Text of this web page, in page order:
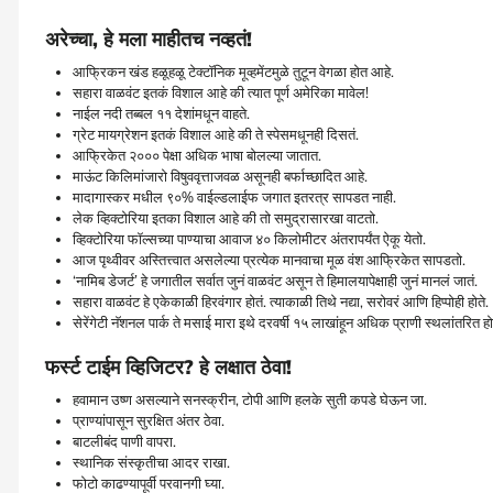
अरेच्चा,हे मला माहीतच नव्हतं!
आफ्रिकन खंड हळूहळू टेक्टॉनिक मूव्हमेंटमुळे तुटून वेगळा होत आहे.
सहारा वाळवंट इतकं विशाल आहे की त्यात पूर्ण अमेरिका मावेल!
नाईल नदी तब्बल ११ देशांमधून वाहते.
ग्रेट मायग्रेशन इतकं विशाल आहे की ते स्पेसमधूनही दिसतं.
आफ्रिकेत २००० पेक्षा अधिक भाषा बोलल्या जातात.
माऊंट किलिमांजारो विषुववृत्ताजवळ असूनही बर्फाच्छादित आहे.
मादागास्कर मधील ९०% वाईल्डलाईफ जगात इतरत्र सापडत नाही.
लेक व्हिक्टोरिया इतका विशाल आहे की तो समुद्रासारखा वाटतो.
व्हिक्टोरिया फॉल्सच्या पाण्याचा आवाज ४० किलोमीटर अंतरापर्यंत ऐकू येतो.
आज पृथ्वीवर अस्तित्त्वात असलेल्या प्रत्येक मानवाचा मूळ वंश आफ्रिकेत सापडतो.
‌‘नामिब डेजर्ट‌’ हे जगातील सर्वात जुनं वाळवंट असून ते हिमालयापेक्षाही जुनं मानलं जातं.
सहारा वाळवंट हे एकेकाळी हिरवंगार होतं. त्याकाळी तिथे नद्या, सरोवरं आणि हिप्पोही होते.
सेरेंगेटी नॅशनल पार्क ते मसाई मारा इथे दरवर्षी १५ लाखांहून अधिक प्राणी स्थलांतरित
फर्स्ट टाईम व्हिजिटर?हे लक्षात ठेवा!
हवामान उष्ण असल्याने सनस्क्रीन, टोपी आणि हलके सुती कपडे घेऊन जा.
प्राण्यांपासून सुरक्षित अंतर ठेवा.
बाटलीबंद पाणी वापरा.
स्थानिक संस्कृतीचा आदर राखा.
फोटो काढण्यापूर्वी परवानगी घ्या.